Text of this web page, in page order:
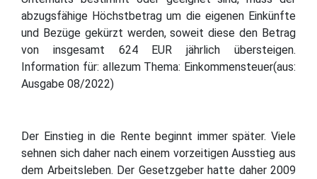
abzugsfähige Höchstbetrag um die eigenen Einkünfte
und Bezüge gekürzt werden, soweit diese den Betrag
von insgesamt 624 EUR jährlich übersteigen.
Information für: allezum Thema: Einkommensteuer(aus:
Ausgabe 08/2022)
Der Einstieg in die Rente beginnt immer später. Viele
sehnen sich daher nach einem vorzeitigen Ausstieg aus
dem Arbeitsleben. Der Gesetzgeber hatte daher 2009